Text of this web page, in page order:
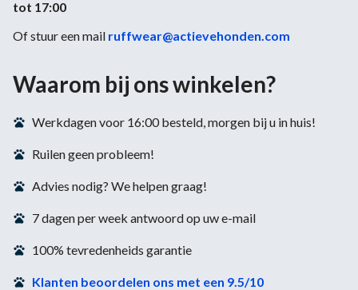
tot 17:00
Of stuur een mail ruffwear@actievehonden.com
Waarom bij ons winkelen?
Werkdagen voor 16:00 besteld, morgen bij u in huis!
Ruilen geen probleem!
Advies nodig? We helpen graag!
7 dagen per week antwoord op uw e-mail
100% tevredenheids garantie
Klanten beoordelen ons met een 9.5/10